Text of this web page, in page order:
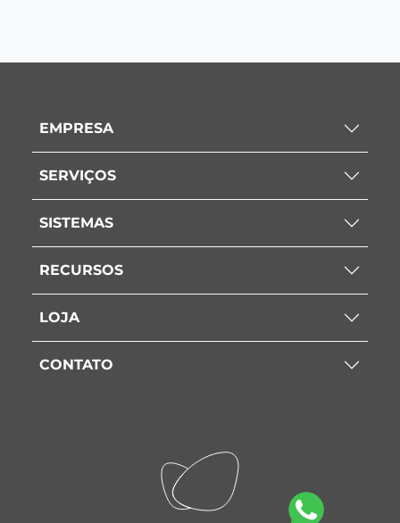
EMPRESA
SERVIÇOS
SISTEMAS
RECURSOS
LOJA
CONTATO